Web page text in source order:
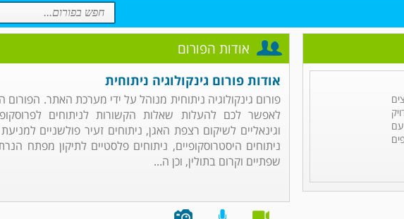
אודות הפורום
אודות פורום גינקולוגיה ניתוחית
פורום גינקולוגיה ניתוחית מנוהל על ידי מערכת האתר.
לאפשר לכם להעלות שאלות הקשורות לניתוחים
וגינאליים לשיקום רצפת האגן, ניתוחים זעיר פולשניים
ניתוחים היסטרוסקופיים, ניתוחים פלסטיים לתיקון מפתח
שפתיים וקרום בתולין, וכן ה...